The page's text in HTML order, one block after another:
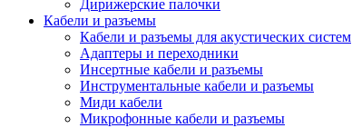
Дирижерские палочки
Кабели и разъемы
Кабели и разъемы для акустических систем
Адаптеры и переходники
Инсертные кабели и разъемы
Инструментальные кабели и разъемы
Миди кабели
Микрофонные кабели и разъемы